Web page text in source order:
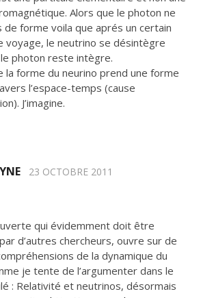
Alors que le photon ne
de forme voila que aprés un certain
voyage, le neutrino se désintègre
photon reste intègre.
la forme du neurino prend une forme
l’espace-temps (cause
J’imagine.
23 OCTOBRE 2011
qui évidemment doit être
d’autres chercheurs, ouvre sur de
de la dynamique du
je tente de l’argumenter dans le
: Relativité et neutrinos, désormais